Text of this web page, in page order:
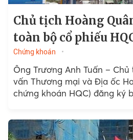
Chủ tịch Hoàng
toàn bộ cổ phiếu
Chứng khoán
Ông Trương Anh Tuấn – Chủ
vấn Thương mại và Địa ốc
chứng khoán HQC) đăng ký